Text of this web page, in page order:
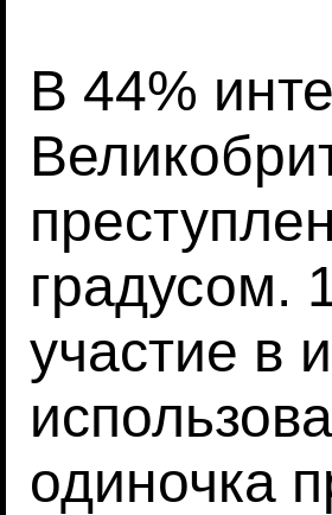
В 44%
градусом.
участие в
одиночка